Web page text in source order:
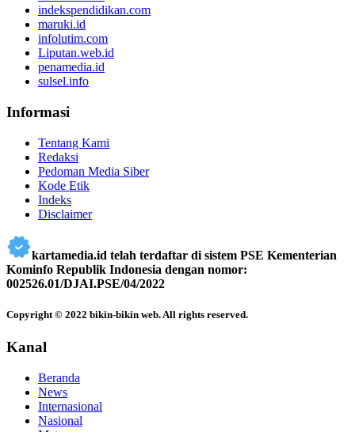
indekspendidikan.com
maruki.id
infolutim.com
Liputan.web.id
penamedia.id
sulsel.info
Informasi
Tentang Kami
Redaksi
Pedoman Media Siber
Kode Etik
Indeks
Disclaimer
kartamedia.id telah terdaftar di sistem PSE Kementerian
Kominfo Republik Indonesia dengan nomor:
002526.01/DJAI.PSE/04/2022
Copyright © 2022 bikin-bikin web. All rights reserved.
Kanal
Beranda
News
Internasional
Nasional